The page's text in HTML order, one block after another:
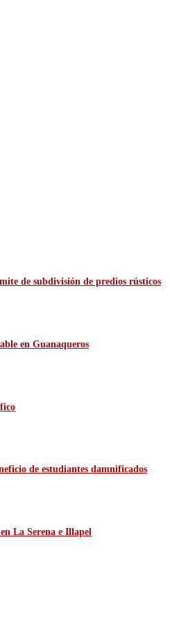
de subdivisión de predios rústicos
en Guanaqueros
de estudiantes damnificados
La Serena e Illapel